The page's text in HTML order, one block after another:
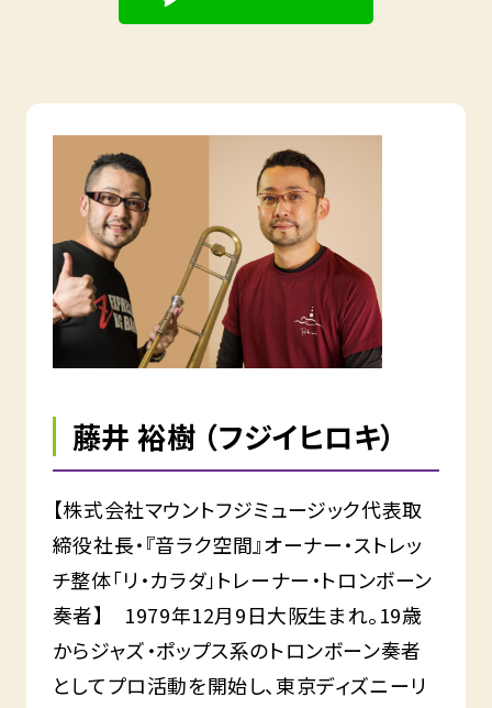
藤井 裕樹 （フジイヒロキ）
【株式会社マウントフジミュージック代表取
締役社長・『音ラク空間』オーナー・ストレッ
チ整体「リ・カラダ」トレーナー・トロンボーン
奏者】 1979年12月9日大阪生まれ。19歳
からジャズ・ポップス系のトロンボーン奏者
としてプロ活動を開始し、東京ディズニーリ